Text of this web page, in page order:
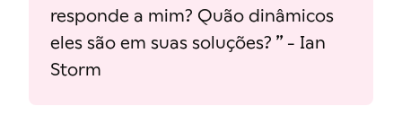
responde a mim? Quão dinâmicos
eles são em suas soluções? ” - Ian
Storm